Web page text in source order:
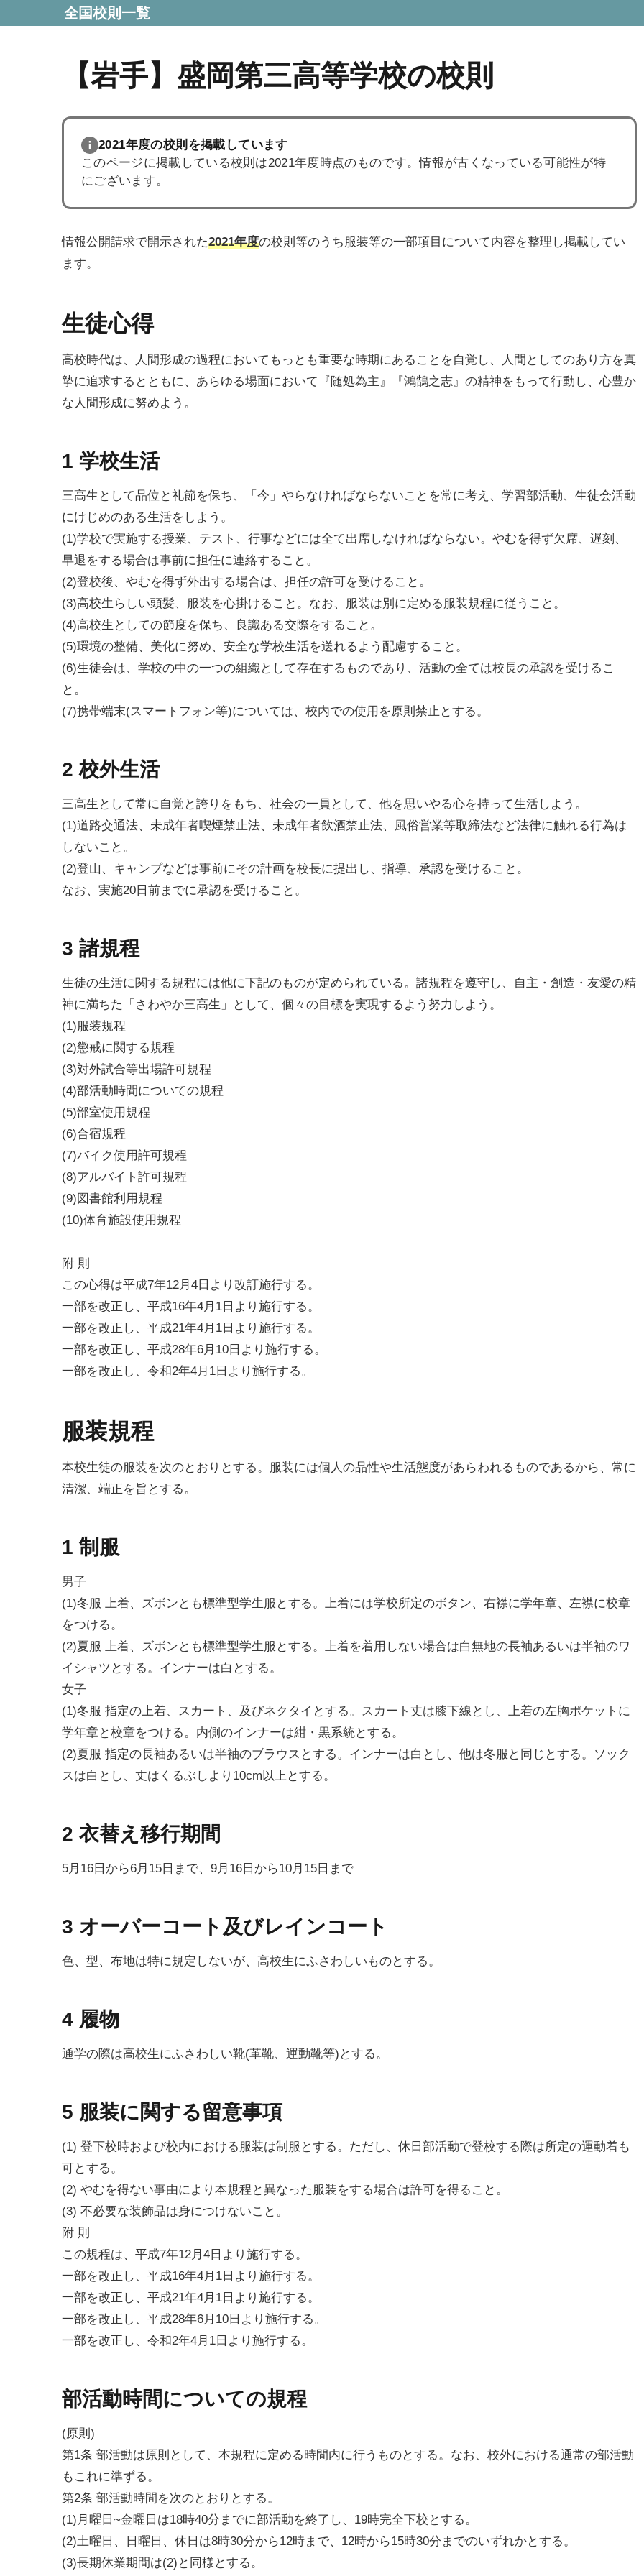
全国校則一覧
【岩手】盛岡第三高等学校の校則
2021年度の校則を掲載しています
このページに掲載している校則は2021年度時点のものです。情報が古くなっている可能性が特
にございます。
情報公開請求で開示された2021年度の校則等のうち服装等の一部項目について内容を整理し掲載してい
ます。
生徒心得
高校時代は、人間形成の過程においてもっとも重要な時期にあることを自覚し、人間としてのあり方を真
摯に追求するとともに、あらゆる場面において『随処為主』『鴻鵠之志』の精神をもって行動し、心豊か
な人間形成に努めよう。
1 学校生活
三高生として品位と礼節を保ち、「今」やらなければならないことを常に考え、学習部活動、生徒会活動
にけじめのある生活をしよう。
(1)学校で実施する授業、テスト、行事などには全て出席しなければならない。やむを得ず欠席、遅刻、
早退をする場合は事前に担任に連絡すること。
(2)登校後、やむを得ず外出する場合は、担任の許可を受けること。
(3)高校生らしい頭髪、服装を心掛けること。なお、服装は別に定める服装規程に従うこと。
(4)高校生としての節度を保ち、良識ある交際をすること。
(5)環境の整備、美化に努め、安全な学校生活を送れるよう配慮すること。
(6)生徒会は、学校の中の一つの組織として存在するものであり、活動の全ては校長の承認を受けるこ
と。
(7)携帯端末(スマートフォン等)については、校内での使用を原則禁止とする。
2 校外生活
三高生として常に自覚と誇りをもち、社会の一員として、他を思いやる心を持って生活しよう。
(1)道路交通法、未成年者喫煙禁止法、未成年者飲酒禁止法、風俗営業等取締法など法律に触れる行為は
しないこと。
(2)登山、キャンプなどは事前にその計画を校長に提出し、指導、承認を受けること。
なお、実施20日前までに承認を受けること。
3 諸規程
生徒の生活に関する規程には他に下記のものが定められている。諸規程を遵守し、自主・創造・友愛の精
神に満ちた「さわやか三高生」として、個々の目標を実現するよう努力しよう。
(1)服装規程
(2)懲戒に関する規程
(3)対外試合等出場許可規程
(4)部活動時間についての規程
(5)部室使用規程
(6)合宿規程
(7)バイク使用許可規程
(8)アルバイト許可規程
(9)図書館利用規程
(10)体育施設使用規程
附 則
この心得は平成7年12月4日より改訂施行する。
一部を改正し、平成16年4月1日より施行する。
一部を改正し、平成21年4月1日より施行する。
一部を改正し、平成28年6月10日より施行する。
一部を改正し、令和2年4月1日より施行する。
服装規程
本校生徒の服装を次のとおりとする。服装には個人の品性や生活態度があらわれるものであるから、常に
清潔、端正を旨とする。
1 制服
男子
(1)冬服 上着、ズボンとも標準型学生服とする。上着には学校所定のボタン、右襟に学年章、左襟に校章
をつける。
(2)夏服 上着、ズボンとも標準型学生服とする。上着を着用しない場合は白無地の長袖あるいは半袖のワ
イシャツとする。インナーは白とする。
女子
(1)冬服 指定の上着、スカート、及びネクタイとする。スカート丈は膝下線とし、上着の左胸ポケットに
学年章と校章をつける。内側のインナーは紺・黒系統とする。
(2)夏服 指定の長袖あるいは半袖のブラウスとする。インナーは白とし、他は冬服と同じとする。ソック
スは白とし、丈はくるぶしより10cm以上とする。
2 衣替え移行期間
5月16日から6月15日まで、9月16日から10月15日まで
3 オーバーコート及びレインコート
色、型、布地は特に規定しないが、高校生にふさわしいものとする。
4 履物
通学の際は高校生にふさわしい靴(革靴、運動靴等)とする。
5 服装に関する留意事項
(1) 登下校時および校内における服装は制服とする。ただし、休日部活動で登校する際は所定の運動着も
可とする。
(2) やむを得ない事由により本規程と異なった服装をする場合は許可を得ること。
(3) 不必要な装飾品は身につけないこと。
附 則
この規程は、平成7年12月4日より施行する。
一部を改正し、平成16年4月1日より施行する。
一部を改正し、平成21年4月1日より施行する。
一部を改正し、平成28年6月10日より施行する。
一部を改正し、令和2年4月1日より施行する。
部活動時間についての規程
(原則)
第1条 部活動は原則として、本規程に定める時間内に行うものとする。なお、校外における通常の部活動
もこれに準ずる。
第2条 部活動時間を次のとおりとする。
(1)月曜日~金曜日は18時40分までに部活動を終了し、19時完全下校とする。
(2)土曜日、日曜日、休日は8時30分から12時まで、12時から15時30分までのいずれかとする。
(3)長期休業期間は(2)と同様とする。